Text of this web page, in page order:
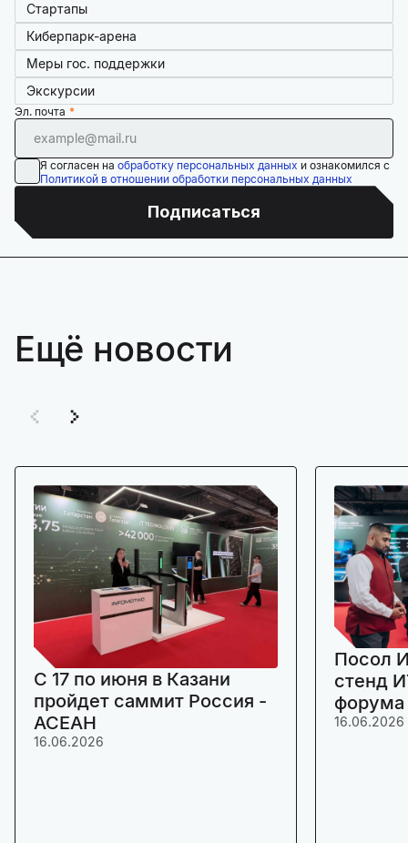
Стартапы
Киберпарк-арена
Меры гос. поддержки
Экскурсии
Эл. почта
Я согласен на обработку персональных данных и ознакомился с
Политикой в отношении обработки персональных данных
Подписаться
Ещё новости
C 17 по июня в Казани
пройдет саммит Россия -
АСЕАН
16.06.2026
Посол
стенд
16.06.2026